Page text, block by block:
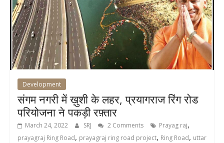
Development
संगम नगरी में ख़ुशी के लहर, प्रयागराज रिंग रोड
परियोजना ने पकड़ी रफ़्तार
March 24, 2022 SRJ 2 Comments Prayag raj,
prayagraj Ring Road, prayagraj ring road project, Ring Road, uttar